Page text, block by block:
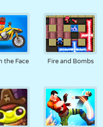
the Face Fire and Bombs